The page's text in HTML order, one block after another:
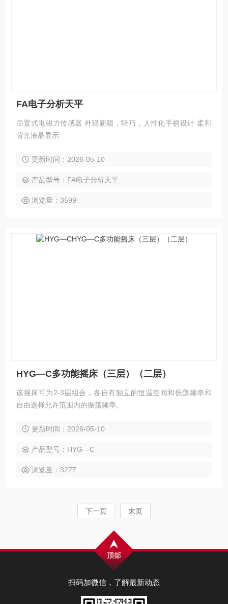
FA电子分析天平
后置式电磁力传感器 外观新颖，轻巧，人性化手柄设计 柔和
背光液晶显示
更新时间：2026-05-10
产品型号：FA电子分析天平
浏览量：3599
HYG—C多功能摇床（三层）（二层）
该摇床可为2-3层组合，各自有独立的恒温空间和振荡频率和
自由选择允许范围内的振荡频率。
更新时间：2026-05-10
产品型号：HYG—C
浏览量：3277
下一页 末页
扫码加微信，了解最新动态